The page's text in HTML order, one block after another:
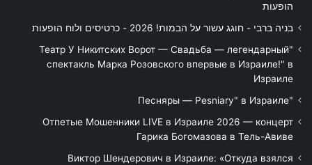
הופעות
בניה ברבי - חוגג עשור על הבמות! 2026 - כרטיסים ולוח הופעות
"Театр У Никитских Ворот — Свадьба — легендарный
спектакль Марка Розовского впервые в Израиле!" в
Израиле
"Песняры — Pesniary" в Израиле
Отпетые Мошенники LIVE в Израиле 2026 — концерт
Гарика Богомазова в Тель-Авиве
Виктор Шендерович в Израиле: «Откуда взялся